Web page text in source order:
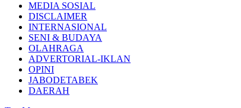
MEDIA SOSIAL
DISCLAIMER
INTERNASIONAL
SENI & BUDAYA
OLAHRAGA
ADVERTORIAL-IKLAN
OPINI
JABODETABEK
DAERAH